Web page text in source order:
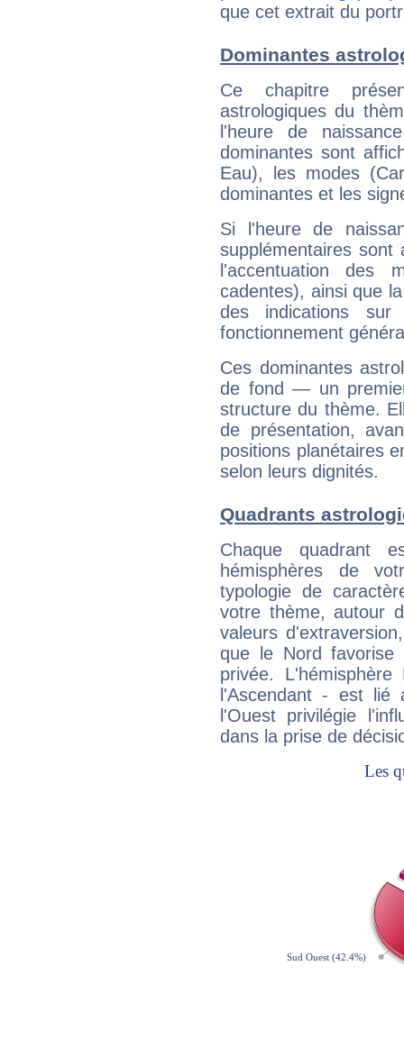
que cet extrait du
Dominantes
Ce chapitre
astrologiques du
l'heure de
dominantes sont
Eau), les modes
dominantes et les
Si l'heure de
supplémentaires sont
l'accentuation des
cadentes), ainsi que
des indications sur
fonctionnement
Ces dominantes
de fond — un
structure du thème.
de présentation,
positions planétaires
selon leurs dignités.
Quadrants
Chaque quadrant
hémisphères de
typologie de
votre thème, autour
valeurs
que le Nord favorise
privée.
l'Ascendant - est
l'Ouest privilégie
dans la prise de